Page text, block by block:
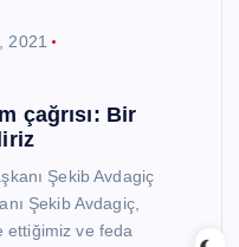
2021
çağrısı: Bir
Şekib Avdagiç
Şekib Avdagiç,
ettiğimiz ve feda